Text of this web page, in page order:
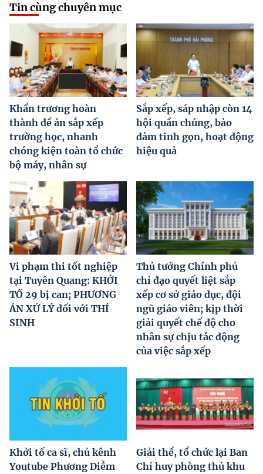
Tin cùng chuyên mục
Khẩn trương hoàn
thành đề án sắp xếp
trường học, nhanh
chóng kiện toàn tổ chức
bộ máy, nhân sự
Sắp xếp, sáp nhập còn 14
hội quần chúng, bảo
đảm tinh gọn, hoạt động
hiệu quả
Vi phạm thi tốt nghiệp
tại Tuyên Quang: KHỞI
TỐ 29 bị can; PHƯƠNG
ÁN XỬ LÝ đối với THÍ
SINH
Thủ tướng Chính phủ
chỉ đạo quyết liệt sắp
xếp cơ sở giáo dục, đội
ngũ giáo viên; kịp thời
giải quyết chế độ cho
nhân sự chịu tác động
của việc sắp xếp
Khởi tố ca sĩ, chủ kênh
Youtube Phương Diễm
Giải thể, tổ chức lại Ban
Chỉ huy phòng thủ khu